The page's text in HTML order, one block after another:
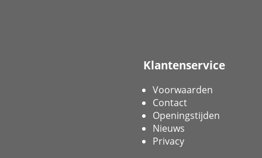
Klantenservice
Voorwaarden
Contact
Openingstijden
Nieuws
Privacy